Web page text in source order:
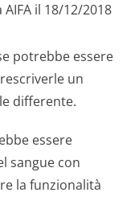
il 18/12/2018
potrebbe essere
un
differente.
essere
sangue con
la funzionalità